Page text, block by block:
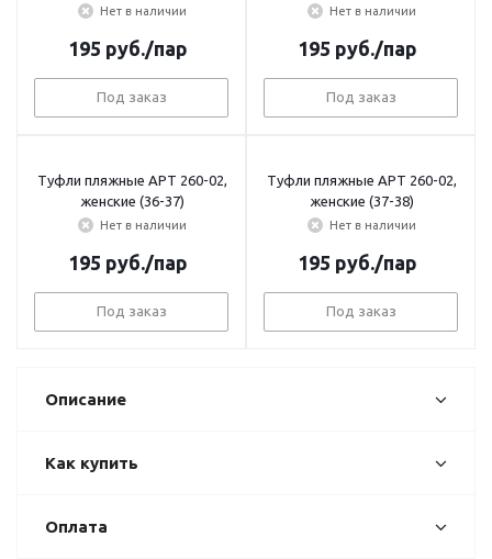
Нет в наличии
195 руб./пар
Под заказ
Нет в наличии
195 руб./пар
Под заказ
Туфли пляжные АРТ 260-02,
женские (36-37)
Нет в наличии
195 руб./пар
Под заказ
Туфли пляжные АРТ 260-02,
женские (37-38)
Нет в наличии
195 руб./пар
Под заказ
Описание
Как купить
Оплата